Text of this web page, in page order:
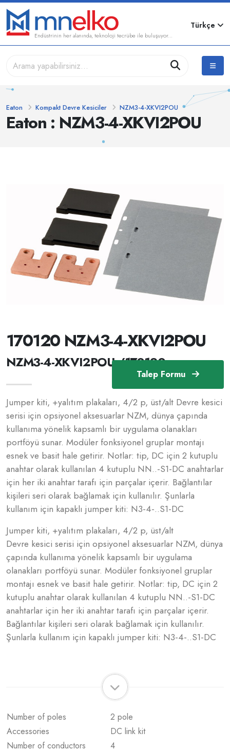
Endüstrinin her alanında, teknoloji tecrübe ile buluşuyor...
Türkçe
Eaton : NZM3-4-XKVI2POU
Eaton Kompakt Devre Kesiciler NZM3-4-XKVI2POU
Talep Formu
170120 NZM3-4-XKVI2POU
NZM3-4-XKVI2POU /170120
Jumper kiti, +yalıtım plakaları, 4/2 p, üst/alt Devre kesici
serisi için opsiyonel aksesuarlar NZM, dünya çapında
kullanıma yönelik kapsamlı bir uygulama olanakları
portföyü sunar. Modüler fonksiyonel gruplar montajı
esnek ve basit hale getirir. Notlar: tip, DC için 2 kutuplu
anahtar olarak kullanılan 4 kutuplu NN..-S1-DC anahtarlar
için her iki anahtar tarafı için parçalar içerir. Bağlantılar
kişileri seri olarak bağlamak için kullanılır. Şunlarla
kullanım için kapaklı jumper kiti: N3-4-..S1-DC
Jumper kiti, +yalıtım plakaları, 4/2 p, üst/alt
Devre kesici serisi için opsiyonel aksesuarlar NZM, dünya
çapında kullanıma yönelik kapsamlı bir uygulama
olanakları portföyü sunar. Modüler fonksiyonel gruplar
montajı esnek ve basit hale getirir. Notlar: tip, DC için 2
kutuplu anahtar olarak kullanılan 4 kutuplu NN..-S1-DC
anahtarlar için her iki anahtar tarafı için parçalar içerir.
Bağlantılar kişileri seri olarak bağlamak için kullanılır.
Şunlarla kullanım için kapaklı jumper kiti: N3-4-..S1-DC
Number of poles
2 pole
Accessories
DC link kit
Number of conductors
4